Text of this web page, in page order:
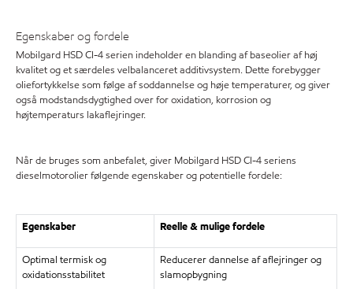
Egenskaber og fordele
Mobilgard HSD CI-4 serien indeholder en blanding af baseolier af høj
kvalitet og et særdeles velbalanceret additivsystem. Dette forebygger
oliefortykkelse som følge af soddannelse og høje temperaturer, og giver
også modstandsdygtighed over for oxidation, korrosion og
højtemperaturs lakaflejringer.
Når de bruges som anbefalet, giver Mobilgard HSD CI-4 seriens
dieselmotorolier følgende egenskaber og potentielle fordele:
Egenskaber Reelle & mulige fordele
Optimal termisk og
oxidationsstabilitet
Reducerer dannelse af aflejringer og
slamopbygning